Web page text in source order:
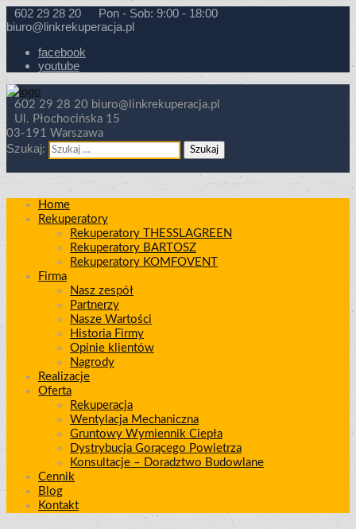
602 29 28 20
Pon - Sob: 9:00 - 18:00
biuro@linkrekuperacja.pl
facebook
youtube
602 29 28 20 biuro@linkrekuperacja.pl
Ul. Płochocińska 15
03-191 Warszawa
Szukaj:
Home
Rekuperatory
Rekuperatory THESSLAGREEN
Rekuperatory BARTOSZ
Rekuperatory KOMFOVENT
Firma
Nasz zespół
Partnerzy
Nasze Wartości
Historia Firmy
Opinie klientów
Nagrody
Realizacje
Oferta
Rekuperacja
Wentylacja Mechaniczna
Gruntowy Wymiennik Ciepła
Dystrybucja Gorącego Powietrza
Konsultacje – Doradztwo Budowlane
Cennik
Blog
Kontakt